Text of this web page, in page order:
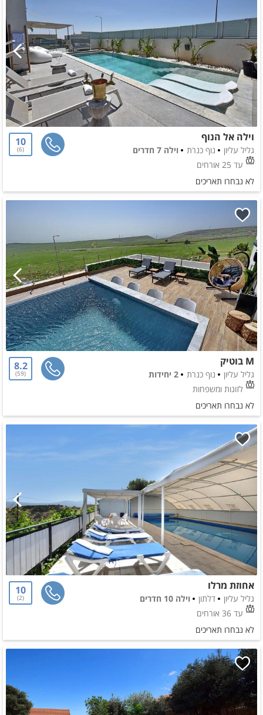
וילה אל הנוף
גליל עליון נוף כנרת
וילה 7 חדרים
עד 25 אורחים
10
6
לא נבחרו תאריכים
M בוטיק
גליל עליון נוף כנרת
2 יחידות
לזוגות ומשפחות
8.2
59
לא נבחרו תאריכים
אחוזת מרלו
גליל עליון דלתון
וילה 10 חדרים
עד 36 אורחים
10
2
לא נבחרו תאריכים